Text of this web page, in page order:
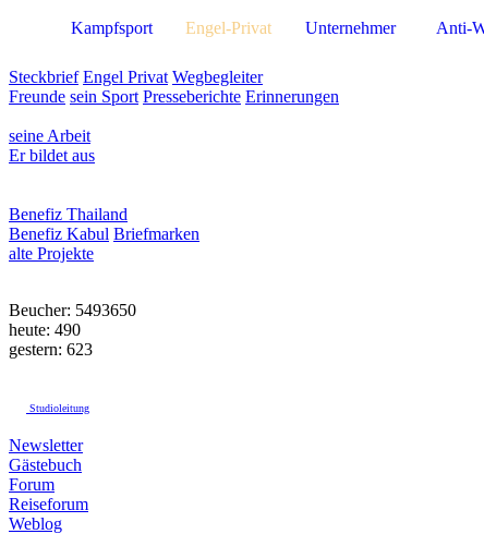
Steckbrief Engel Privat Wegbegleiter
Freunde sein Sport Presseberichte Erinnerungen
seine Arbeit
Er bildet aus
Benefiz Thailand
Benefiz Kabul Briefmarken
alte Projekte
Beucher: 5493650
heute: 490
gestern: 623
Studioleitung
Newsletter
Gästebuch
Forum
Reiseforum
Weblog
Kampfsport Engel-Privat Unternehmer Anti-